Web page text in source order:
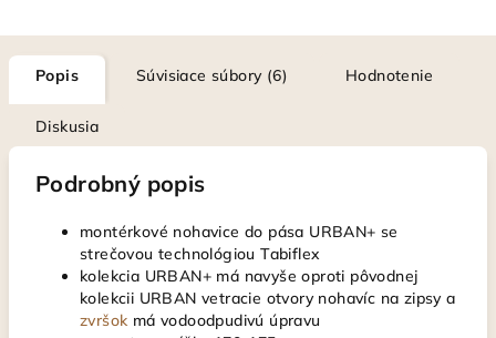
Popis Súvisiace súbory (6) Hodnotenie
Diskusia
Podrobný popis
montérkové nohavice do pása URBAN+ se
strečovou technológiou Tabiflex
kolekcia URBAN+ má navyše oproti pôvodnej
kolekcii URBAN vetracie otvory nohavíc na zipsy a
zvršok má vodoodpudivú úpravu